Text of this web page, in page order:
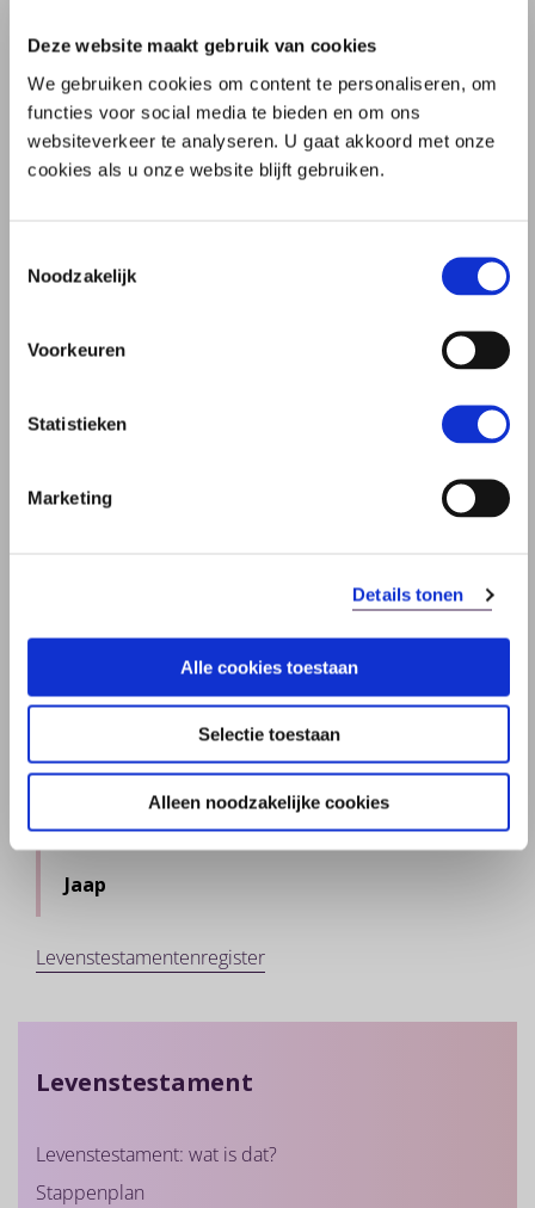
Deze website maakt gebruik van cookies
We gebruiken cookies om content te personaliseren, om
functies voor social media te bieden en om ons
websiteverkeer te analyseren. U gaat akkoord met onze
cookies als u onze website blijft gebruiken.
Noodzakelijk
Voorkeuren
Statistieken
Marketing
Details tonen
Alle cookies toestaan
Selectie toestaan
Alleen noodzakelijke cookies
Vond u deze informatie nuttig?
Jadeze
informatie
Needeze
informatie
Levenstestament
Levenstestament: wat is dat?
Herroepen of wijzigen levenstestament
Wat regelen anderen?
Tante Willy en nicht Carolien
Vader Jaap en zoon Richard
Jaap
Levenstestamentenregister
Levenstestament
Levenstestament: wat is dat?
Stappenplan